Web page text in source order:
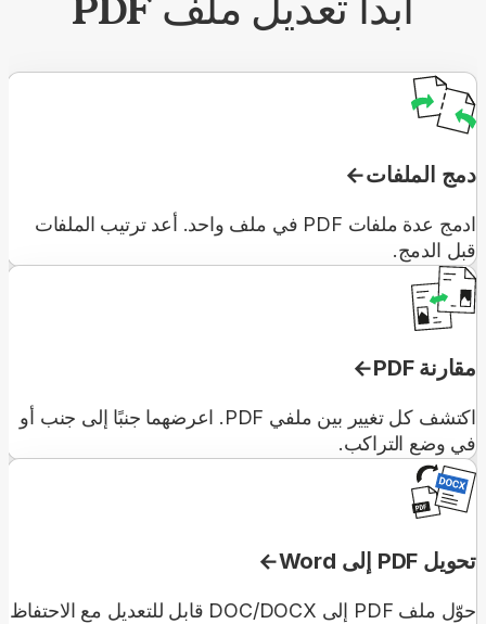
دمج الملفات
ادمج عدة ملفات PDF في ملف واحد. أعد ترتيب الملفات
قبل الدمج.
مقارنة PDF
اكتشف كل تغيير بين ملفي PDF. اعرضهما جنبًا إلى جنب أو
في وضع التراكب.
تحويل PDF إلى Word
حوّل ملف PDF إلى DOC/DOCX قابل للتعديل مع الاحتفاظ